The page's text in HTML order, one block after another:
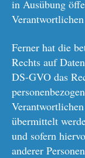
in Ausübung
Ferner hat die
Rechts auf
DS-GVO das
übermittelt
und sofern
anderer